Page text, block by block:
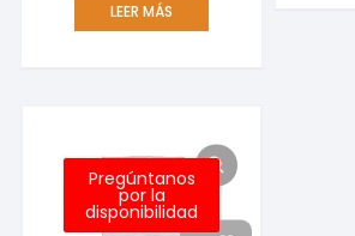
LEER MÁS
Pregúntanos
por la
disponibilidad